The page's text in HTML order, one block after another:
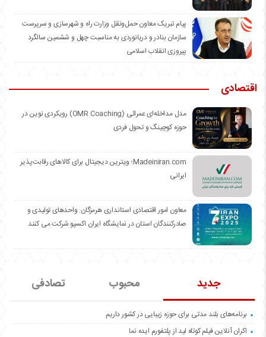
️پیام تبریک معاون حمل‌ونقل وزارت راه و شهرسازی و سرپرست
سازمان بنادر و دریانوردی به مناسبت چهل و ششمین سالگرد
پیروزی انقلاب اسلامی
اقتصادی
مدل مداخله‌ای عمرائی (OMR Coaching) رویکردی نوین در
حوزه کوچینگ و تحول فردی
Madeiniran.com؛ ویترین دیجیتال برای کالاهای رقابت‌پذیر
ایرانی
معاون امور اقتصادی استانداری هرمزگان: واحدهای تولیدی و
صادرکنندگان استان در نمایشگاه ایران اکسپو شرکت می کنند
جدید محبوب تصادفی
برنامه‌های بلند مدتی برای حوزه زیبایی در کشور داریم
اکران آنلاین فیلم کوتاه لید از پلتفورم ایده نما